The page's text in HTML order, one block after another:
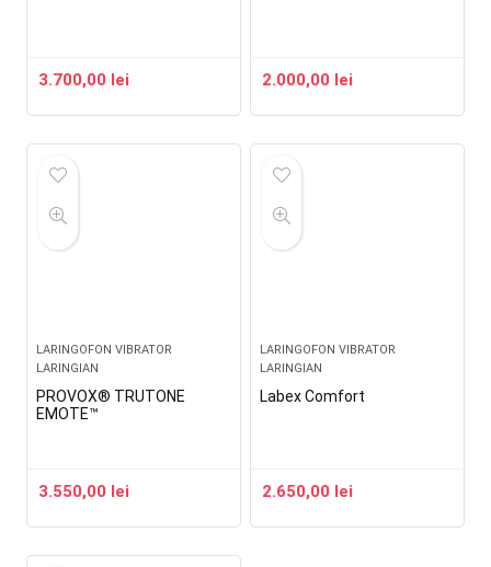
3.700,00 lei 2.000,00 lei
LARINGOFON VIBRATOR
LARINGIAN
PROVOX® TRUTONE
EMOTE™
3.550,00 lei
LARINGOFON VIBRATOR
LARINGIAN
Labex Comfort
2.650,00 lei